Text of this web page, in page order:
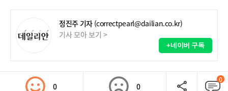
정진주 기자 (correctpearl@dailian.co.kr)
기사 모아 보기 >
+네이버 구독
0 0
0